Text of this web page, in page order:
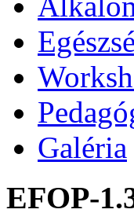
Galéria
EFOP-